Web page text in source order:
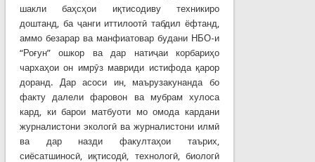
шакли баҳсҳои иқтисодиву техникиро
доштанд, ба ҷанги иттилоотӣ табдил ёфтанд,
аммо безарар ва манфиатовар будани НБО-и
“Роғун” ошкор ва дар натиҷаи корбариҳо
чархаҳои он имрӯз мавриди истифода қарор
доранд. Дар асоси ин, маърузакунанда бо
факту далели фаровон ва мубрам хулоса
кард, ки барои матбуоти мо омода кардани
журналистони экологӣ ва журналистони илмӣ
ва дар назди факултаҳои таърих,
сиёсатшиносӣ, иқтисодӣ, технологӣ, биологӣ